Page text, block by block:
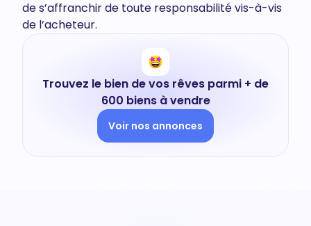
de s’affranchir de toute responsabilité vis-à-vis
de l’acheteur.
Trouvez le bien de vos rêves parmi + de
600 biens à vendre
Voir nos annonces